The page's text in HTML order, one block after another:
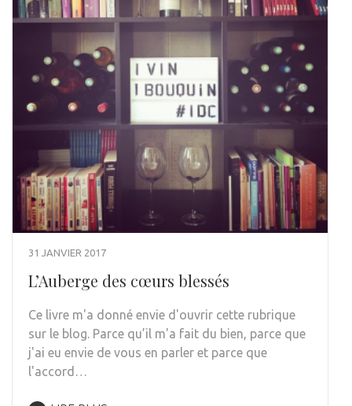
31 JANVIER 2017
L’Auberge des cœurs blessés
Ce livre m'a donné envie d'ouvrir cette rubrique
sur le blog. Parce qu’il m'a fait du bien, parce que
j'ai eu envie de vous en parler et parce que
l'accord…